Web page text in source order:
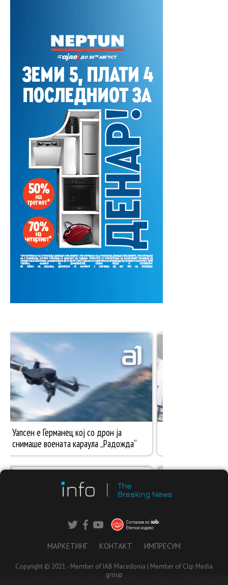
МАРКЕТИНГ КОНТАКТ ИМПРЕСУМ
Copyright © 2021 - Member of IAB Macedonia | Member of Clip Media
group